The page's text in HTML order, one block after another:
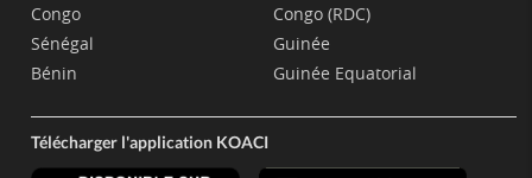
Congo
Sénégal
Bénin
Congo (RDC)
Guinée
Guinée Equatorial
Télécharger l'application KOACI